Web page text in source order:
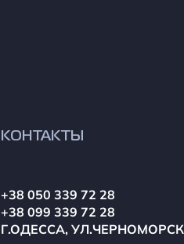
КОНТАКТЫ
+38 050 339 72 28
+38 099 339 72 28
Г.ОДЕССА,